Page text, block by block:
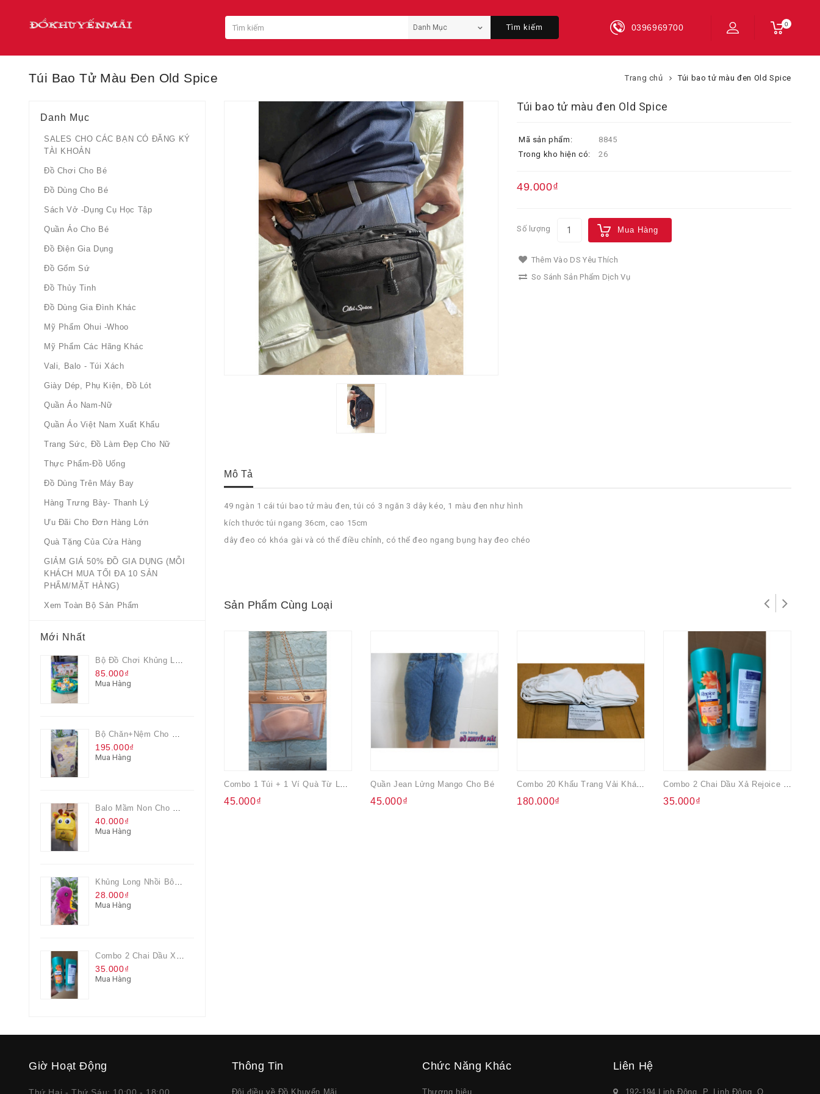
0
0396969700
Tìm kiếm
Túi Bao Tử Màu Đen Old Spice Trang chủ Túi bao tử màu đen Old Spice
Danh Mục
SALES CHO CÁC BẠN CÓ ĐĂNG KÝ
TÀI KHOẢN
Đồ Chơi Cho Bé
Đồ Dùng Cho Bé
Sách Vở -dụng Cụ Học Tập
Quần Áo Cho Bé
Đồ Điện Gia Dụng
Đồ Gốm Sứ
Đồ Thủy Tinh
Đồ Dùng Gia Đình Khác
Mỹ Phẩm Ohui -whoo
Mỹ Phẩm Các Hãng Khác
Vali, Balo - Túi Xách
Giày Dép, Phụ Kiện, Đồ Lót
Quần Áo Nam-Nữ
Quần Áo Việt Nam Xuất Khẩu
Trang Sức, Đồ Làm Đẹp Cho Nữ
Thực Phẩm-Đồ Uống
Đồ Dùng Trên Máy Bay
Hàng Trưng Bày- Thanh Lý
Ưu Đãi Cho Đơn Hàng Lớn
Quà Tặng Của Cửa Hàng
GIẢM GIÁ 50% ĐỒ GIA DỤNG (MỖI
KHÁCH MUA TỐI ĐA 10 SẢN
PHẨM/MẶT HÀNG)
Xem Toàn Bộ Sản Phẩm
Mới Nhất
Bộ Đồ Chơi Khủng Long Đại Chiến
85.000₫
Mua Hàng
Bộ Chăn+nệm Cho Bé Everon Quà Từ Pediasure
195.000₫
Mua Hàng
Balo Mầm Non Cho Bé Grow Màu Vàng
40.000₫
Mua Hàng
Khủng Long Nhồi Bông Cho Bé Chơi Màu Tím
28.000₫
Mua Hàng
Combo 2 Chai Dầu Xả Rejoice 3IN1 Siêu Mềm Mượt Chai 60ML
35.000₫
Mua Hàng
Túi bao tử màu đen Old Spice
Mã sản phẩm:
8845
Trong kho hiện có:
26
49.000₫
Số lượng Mua Hàng
Thêm Vào DS Yêu Thích
So Sánh Sản Phẩm Dịch Vụ
Mô Tả
49 ngàn 1 cái túi bao tử màu đen, túi có 3 ngăn 3 dây kéo, 1 màu đen như hình
kích thước túi ngang 36cm, cao 15cm
dây đeo có khóa gài và có thể điều chỉnh, có thể đeo ngang bụng hay đeo chéo
Sản Phẩm Cùng Loại
45.000₫
Quần Jean Lửng Mango Cho Bé
45.000₫ 180.000₫ 35.000₫
Giờ Hoạt Động Thông Tin
Đôi điều về Đồ Khuyến Mãi
Chức Năng Khác
Thương hiệu
Liên Hệ
192-194 Linh Đông, P. Linh Đông, Q.